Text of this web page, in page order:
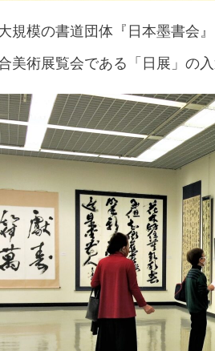
規模の書道団体『日本墨書会
美術展覧会である「日展」の